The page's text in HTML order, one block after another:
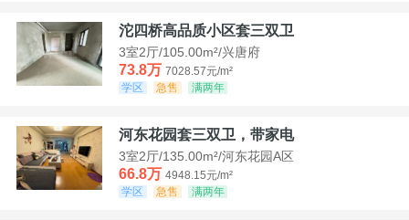
沱四桥高品质小区套三双卫
3室2厅/105.00m²/兴唐府
73.8万 7028.57元/m²
学区
急售 满两年
河东花园套三双卫，带家电
3室2厅/135.00m²/河东花园A区
66.8万 4948.15元/m²
学区
急售 满两年